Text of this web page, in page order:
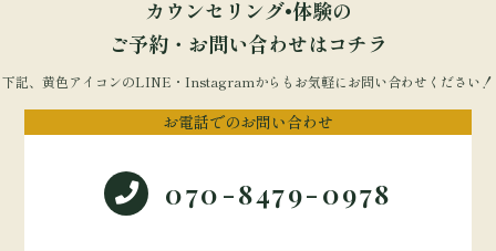
カウンセリング•体験の
ご予約・お問い合わせはコチラ
下記、黄色アイコンのLINE・Instagramからもお気軽にお問い合わせください！
お電話でのお問い合わせ
070-8479-0978